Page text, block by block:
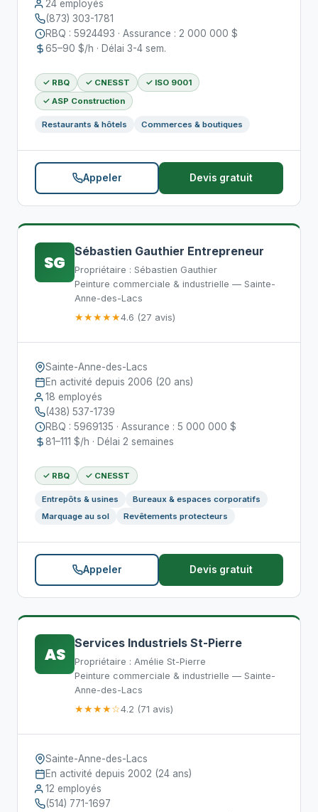
24 employés
(873) 303-1781
RBQ : 5924493 · Assurance : 2 000 000 $
65–90 $/h · Délai 3-4 sem.
✓ RBQ ✓ CNESST
✓ ISO 9001
✓ ASP Construction
Restaurants & hôtels Commerces & boutiques
Appeler Devis gratuit
SG
Sébastien Gauthier Entrepreneur
Propriétaire : Sébastien Gauthier
Peinture commerciale & industrielle — Sainte-
Anne-des-Lacs
★★★★★4.6 (27 avis)
Sainte-Anne-des-Lacs
En activité depuis 2006 (20 ans)
18 employés
(438) 537-1739
RBQ : 5969135 · Assurance : 5 000 000 $
81–111 $/h · Délai 2 semaines
✓ RBQ ✓ CNESST
Entrepôts & usines
Bureaux & espaces corporatifs
Marquage au sol
Revêtements protecteurs
Appeler Devis gratuit
AS
Services Industriels St-Pierre
Propriétaire : Amélie St-Pierre
Peinture commerciale & industrielle — Sainte-
Anne-des-Lacs
★★★★☆4.2 (71 avis)
Sainte-Anne-des-Lacs
En activité depuis 2002 (24 ans)
12 employés
(514) 771-1697